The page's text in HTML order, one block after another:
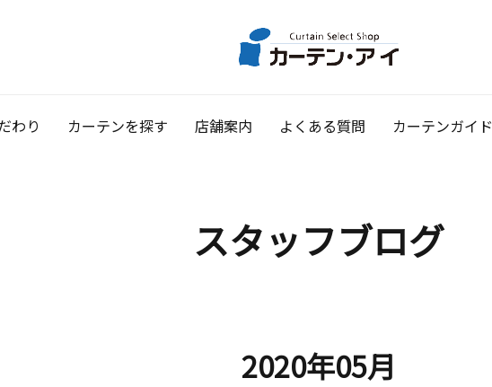
わり カーテンを探す 店舗案内 よくある質問 カーテンガイド
スタッフブログ
2020年05月